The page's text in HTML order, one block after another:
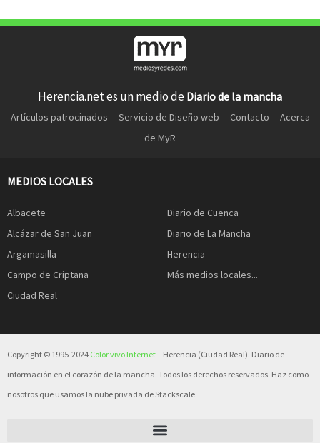
Herencia.net es un medio de Diario de la mancha
Artículos patrocinados Servicio de Diseño web Contacto
Acerca
de MyR
MEDIOS LOCALES
Albacete
Alcázar de San Juan
Argamasilla
Campo de Criptana
Ciudad Real
Diario de Cuenca
Diario de La Mancha
Herencia
Más medios locales...
Copyright © 1995-2024 Color vivo Internet– Herencia (Ciudad Real). Diario de
información en el corazón de la mancha. Todos los derechos reservados. Haz como
nosotros que usamos la nube privada de Stackscale.